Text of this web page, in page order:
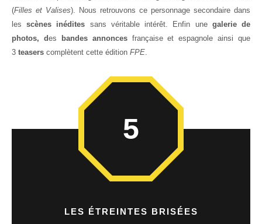
(Filles et Valises). Nous retrouvons ce personnage secondaire dans
lesscènes inédites sans véritable intérêt. Enfin une galerie de
photos, des bandes annonces française et espagnole ainsi que
3 teasers complètent cette édition FPE.
LES ÉTREINTES BRISÉES
5